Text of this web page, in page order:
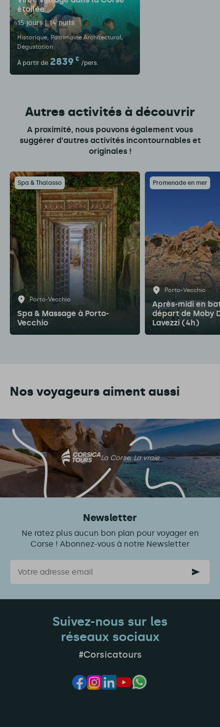
étoilée
15 jours | 14 nuits
Historique
Patrimoine Architectural
Dégustation
À partir de 2839 €
/pers.
Autres activités à découvrir
A proximité, nous pouvons également vous
suggérer d'autres activités incontournables et
originales !
Spa & Thalasso
Porto-Vecchio
Spa & Massage à Porto-
Vecchio
Promenade en mer
Porto-Vecchio
Après-midi en
départ de Moby
Lavezzi (4h)
Nos voyageurs aiment aussi
La Corse, La vraie
Newsletter
Ne ratez plus aucun bon plan pour voyager en
Corse ! Abonnez-vous à notre Newsletter
Courriel
Suivez-nous sur les
réseaux sociaux
#Corsicatours